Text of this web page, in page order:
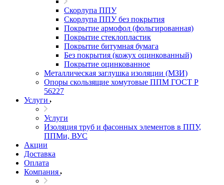
Скорлупа ППУ
Скорлупа ППУ без покрытия
Покрытие армофол (фольгированная)
Покрытие стеклопластик
Покрытие битумная бумага
Без покрытия (кожух оцинкованный)
Покрытие оцинкованное
Металлическая заглушка изоляции (МЗИ)
Опоры скользящие хомутовые ППМ ГОСТ Р
56227
Услуги
Услуги
Изоляция труб и фасонных элементов в ППУ,
ППМи, ВУС
Акции
Доставка
Оплата
Компания